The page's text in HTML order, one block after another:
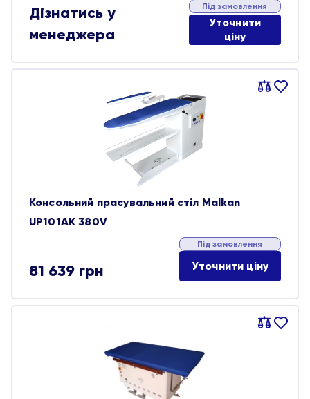
Дізнатись у
менеджера
Під замовлення
Уточнити
ціну
Порівняти
В
Консольний прасувальний стіл Malkan
UP101AK 380V
81 639 грн
Під замовлення
Уточнити ціну
Порівняти
В